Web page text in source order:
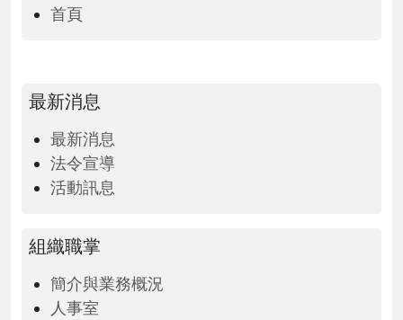
首頁
最新消息
最新消息
法令宣導
活動訊息
組織職掌
簡介與業務概況
人事室